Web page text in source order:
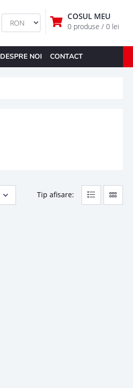
COSUL MEU
0 produse / 0 lei
DESPRE NOI CONTACT
Tip afisare: